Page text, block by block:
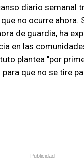
diario semanal
no ocurre ahora.
de guardia, ha
en las
plantea "por
que no se tire
Publicidad